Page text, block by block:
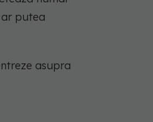
putea
asupra